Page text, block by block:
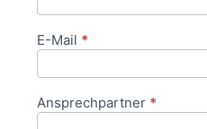
E-Mail *
Ansprechpartner *